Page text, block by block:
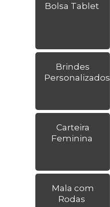
Bolsa Tablet
Brindes
Personalizados
Carteira
Feminina
Mala com
Rodas